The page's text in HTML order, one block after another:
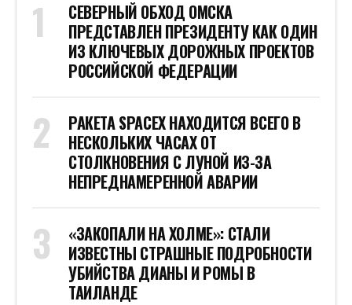
СЕВЕРНЫЙ ОБХОД ОМСКА
ПРЕДСТАВЛЕН ПРЕЗИДЕНТУ КАК ОДИН
ИЗ КЛЮЧЕВЫХ ДОРОЖНЫХ ПРОЕКТОВ
РОССИЙСКОЙ ФЕДЕРАЦИИ
РАКЕТА SPACEX НАХОДИТСЯ ВСЕГО В
НЕСКОЛЬКИХ ЧАСАХ ОТ
СТОЛКНОВЕНИЯ С ЛУНОЙ ИЗ-ЗА
НЕПРЕДНАМЕРЕННОЙ АВАРИИ
«ЗАКОПАЛИ НА ХОЛМЕ»: СТАЛИ
ИЗВЕСТНЫ СТРАШНЫЕ ПОДРОБНОСТИ
УБИЙСТВА ДИАНЫ И РОМЫ В
ТАИЛАНДЕ